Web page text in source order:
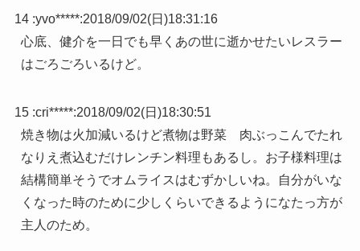
14 :yvo*****:2018/09/02(日)18:31:16
心底、健介を一日でも早くあの世に逝かせたいレスラー
はごろごろいるけど。
15 :cri*****:2018/09/02(日)18:30:51
焼き物は火加減いるけど煮物は野菜 肉ぶっこんでたれ
なりえ煮込むだけレンチン料理もあるし。お子様料理は
結構簡単そうでオムライスはむずかしいね。自分がいな
くなった時のために少しくらいできるようになたっ方が
主人のため。